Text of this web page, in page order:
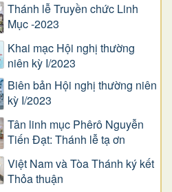
Thánh lễ Truyền chức Linh
Mục -2023
Khai mạc Hội nghị thường
niên kỳ I/2023
Biên bản Hội nghị thường niên
kỳ I/2023
Tân linh mục Phêrô Nguyễn
Tiến Đạt: Thánh lễ tạ ơn
Việt Nam và Tòa Thánh ký kết
Thỏa thuận